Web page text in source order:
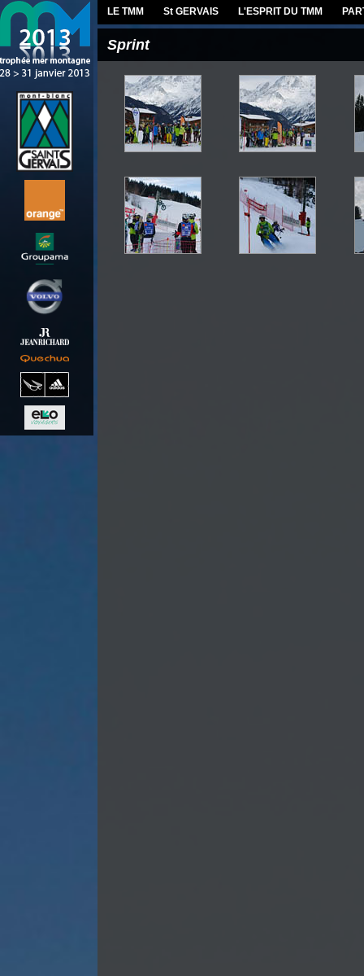
Sprint
LE TMM St GERVAIS L'ESPRIT DU TMM